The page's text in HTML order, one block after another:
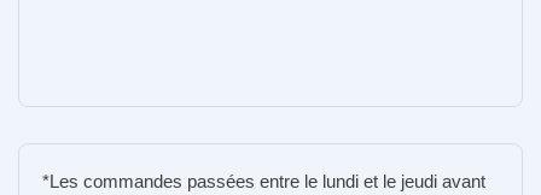
peuvent
sur
peuvent
sur
*Les commandes passées entre le lundi et le jeudi avant